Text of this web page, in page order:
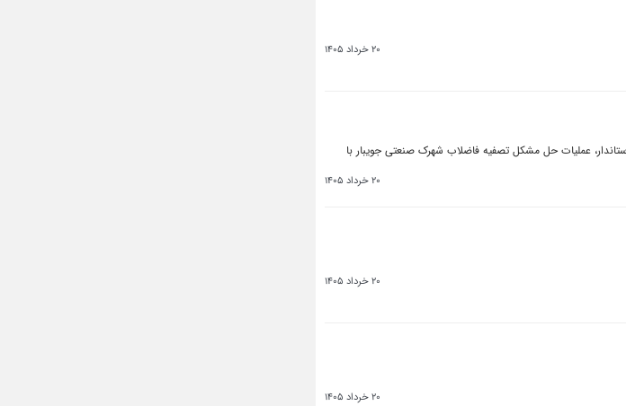
20 خرداد 1405
کمتر از ۷۲ ساعت پس از حضور میدانی استاندار، عملیات حل مشکل تصفیه فاضلاب شهرک صنعتی جویبار با
20 خرداد 1405
20 خرداد 1405
20 خرداد 1405